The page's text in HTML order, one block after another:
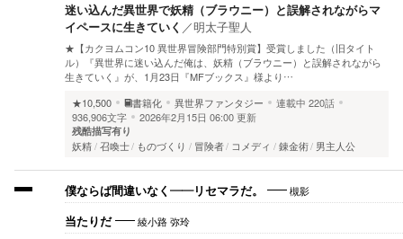
迷い込んだ異世界で妖精（ブラウニー）と誤解されながらマ
イペースに生きていく ／明太子聖人
★【カクヨムコン10 異世界冒険部門特別賞】受賞しました（旧タイト
ル）『異世界に迷い込んだ俺は、妖精（ブラウニー）と誤解されながら
生きていく』が、1月23日『MFブックス』様より…
★10,500
書籍化 異世界ファンタジー 連載中 220話
936,906文字
2026年2月15日 06:00 更新
残酷描写有り
妖精 召喚士 ものづくり 冒険者 コメディ 錬金術 男主人公
僕ならば間違いなく――リセマラだ。 槻影
当たりだ 綾小路 弥玲